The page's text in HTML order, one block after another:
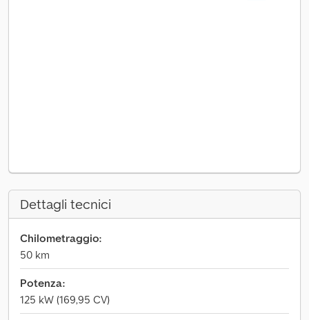
Dettagli tecnici
Chilometraggio:
50 km
Potenza:
125 kW (169,95 CV)